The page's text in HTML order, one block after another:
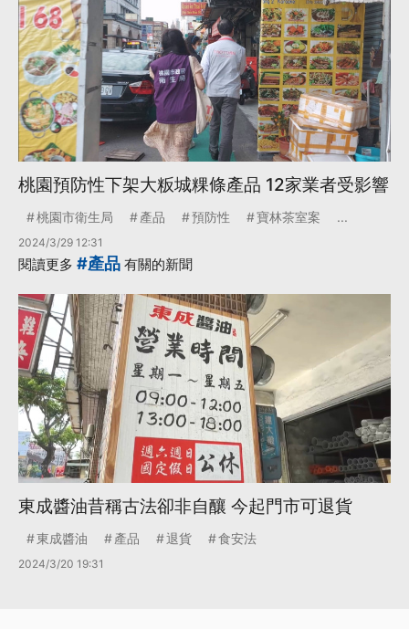
桃園預防性下架大粄城粿條產品 12家業者受影響
桃園市衛生局 產品 預防性 寶林茶室案 ...
2024/3/29 12:31
閱讀更多 #產品 有關的新聞
東成醬油昔稱古法卻非自釀 今起門市可退貨
東成醬油 產品 退貨 食安法
2024/3/20 19:31